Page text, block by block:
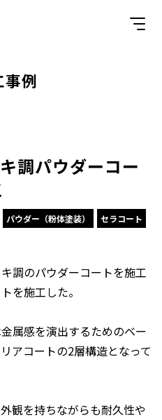
事例
調パウダーコー
パウダー（粉体塗装）
セラコート
調のパウダーコートを施工
を施工した。
属感を演出するためのベー
アコートの2層構造となって
観を持ちながらも耐久性や